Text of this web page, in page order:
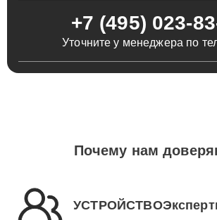
+7 (495) 023-
Уточните у менеджера по
Почему нам